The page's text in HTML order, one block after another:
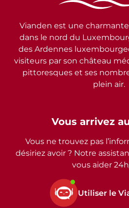
Vous arrivez
Vous ne trouvez pas
désiriez avoir ? Notre
vous aider
Utiliser le
Vianden est une
dans le nord du
des Ardennes
visiteurs par son château
pittoresques et ses
plein air.